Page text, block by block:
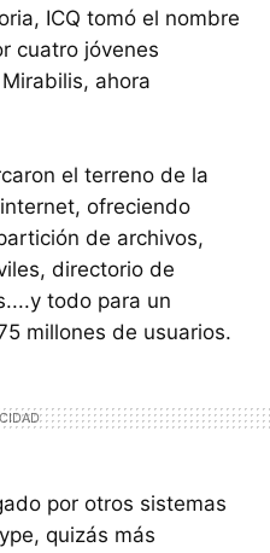
ICQ tomó el nombre
cuatro jóvenes
ahora
el terreno de la
ofreciendo
de archivos,
directorio de
todo para un
millones de usuarios.
por otros sistemas
quizás más